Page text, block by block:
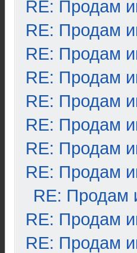
RE: Продам
RE: Продам
RE: Продам
RE: Продам
RE: Продам
RE: Продам
RE: Продам
RE: Продам
RE: Продам
RE: Продам
RE: Продам